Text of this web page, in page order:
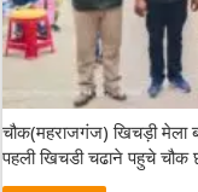
चौक(महराजगंज) खिचड़ी मेला
पहली खिचडी चढाने पहुचे